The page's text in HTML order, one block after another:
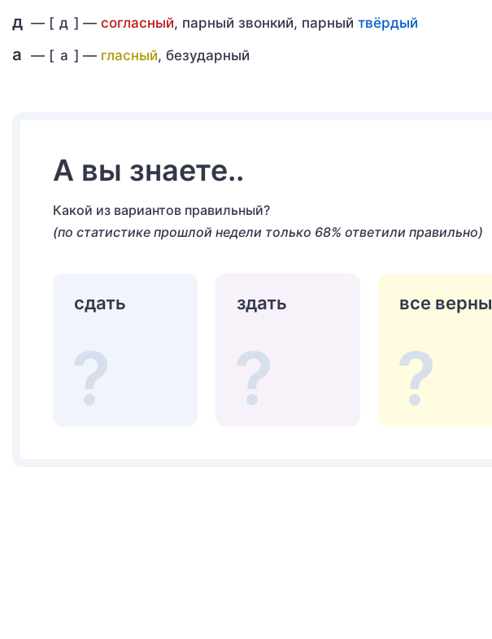
д — [ д ] — согласный, парный звонкий, парный твёрдый
а — [ а ] — гласный, безударный
А вы знаете..
Какой из вариантов правильный?
(по статистике прошлой недели только 68% ответили правильно)
сдать здать все верны